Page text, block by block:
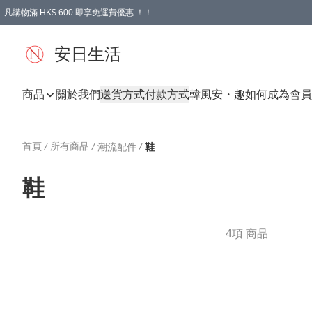
凡購物滿 HK$ 600 即享免運費優惠 ！！
安日生活
商品 關於我們送貨方式付款方式韓風安・趣如何成為會員
首頁 / 所有商品 / 潮流配件 / 鞋
鞋
4項 商品